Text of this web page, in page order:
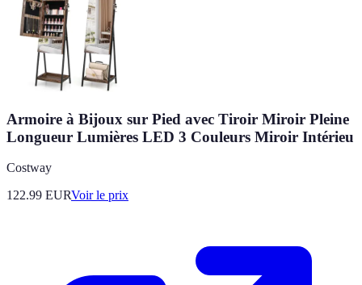
Armoire à Bijoux sur Pied avec Tiroir Miroir Pleine
Longueur Lumières LED 3 Couleurs Miroir Intérieu
Costway
122.99 EURVoir le prix